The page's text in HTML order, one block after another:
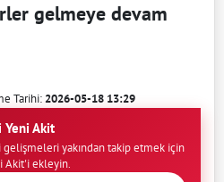
gelmeye devam
Tarihi:2026-05-18 13:29
Yeni Akit
gelişmeleri yakından takip etmek için
Akit'i ekleyin.